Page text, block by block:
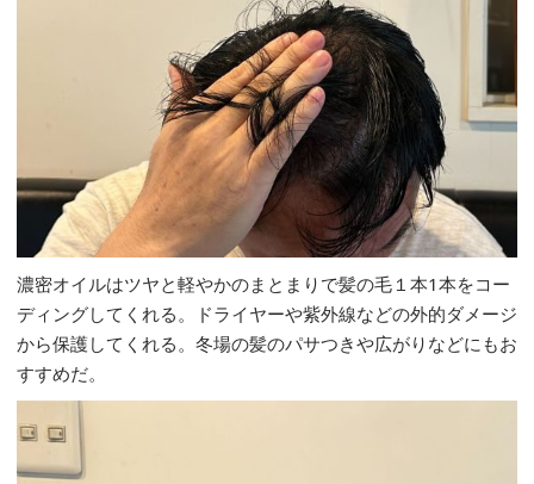
濃密オイルはツヤと軽やかのまとまりで髪の毛１本1本をコー
ディングしてくれる。ドライヤーや紫外線などの外的ダメージ
から保護してくれる。冬場の髪のパサつきや広がりなどにもお
すすめだ。